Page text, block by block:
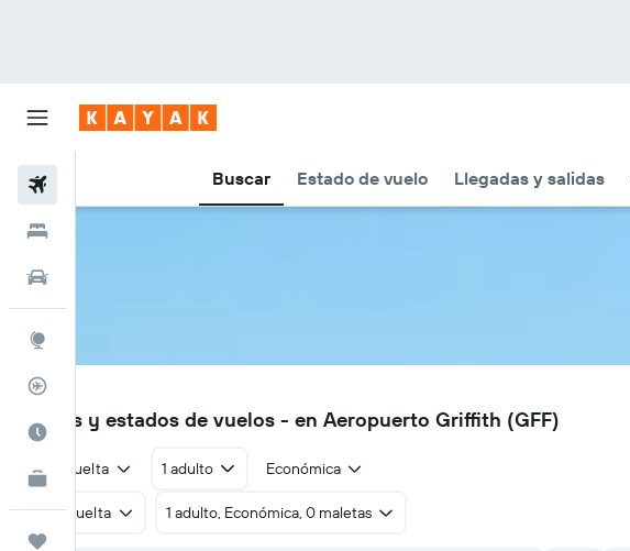
Buscar Estado de vuelo Llegadas y salidas
Cuándo ir
KAYAK for Business
NUEVO
GFF
Vuelos y estados de vuelos - en Aeropuerto Griffith (GFF)
Ida y vuelta 1 adulto Económica
Ida y vuelta 1 adulto, Económica, 0 maletas